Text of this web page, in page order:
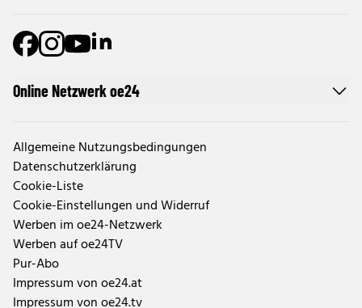
Online Netzwerk oe24
Allgemeine Nutzungsbedingungen
Datenschutzerklärung
Cookie-Liste
Cookie-Einstellungen und Widerruf
Werben im oe24-Netzwerk
Werben auf oe24TV
Pur-Abo
Impressum von oe24.at
Impressum von oe24.tv